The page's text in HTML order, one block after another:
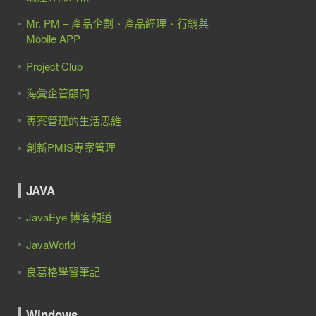
Mr. PM – 產品企劃、產品經理、行銷與
Mobile APP
Project Club
海彙企管顧問
專案管理的生活思維
創新PMIS專案管理
JAVA
JavaEye 博客頻道
JavaWorld
良葛格學習筆記